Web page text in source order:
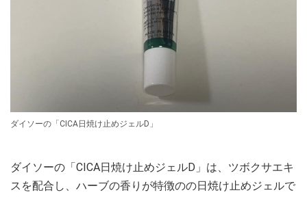
ダイソーの「CICA日焼け止めジェルD」
ダイソーの「CICA日焼け止めジェルD」は、ツボクサエキ
スを配合し、ハーブの香りが特徴のの日焼け止めジェルで